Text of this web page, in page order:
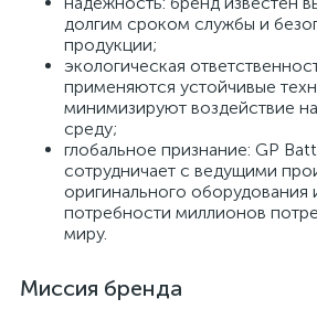
долгим сроком службы и
продукции;
экологическая
применяются устойчивые
минимизируют воздействие
среду;
глобальное признание: GP
сотрудничает с ведущими
оригинального оборудования
потребности миллионов
миру.
Миссия бренда